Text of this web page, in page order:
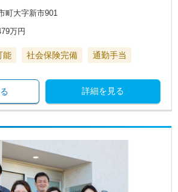
町大字新市901
万円
能 社会保険完備 通勤手当
詳細を見る